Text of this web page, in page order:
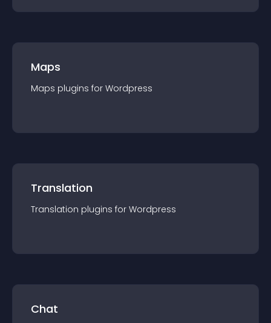
Maps
Maps plugins for Wordpress
Translation
Translation plugins for Wordpress
Chat